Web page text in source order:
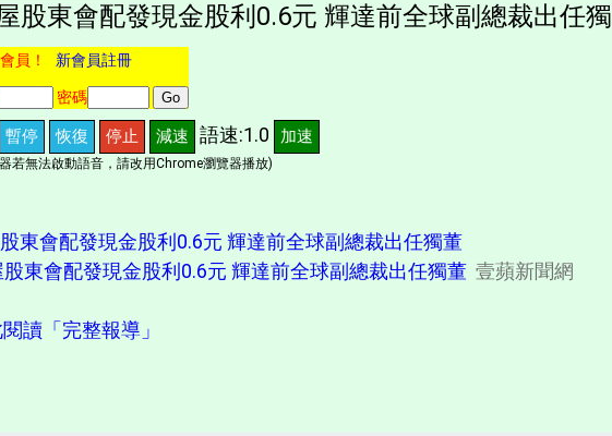
股東會配發現金股利0.6元 輝達前全球副總裁出任
員！ 新會員註冊
密碼
暫停 恢復 停止 減速 語速:1.0 加速
若無法啟動語音，請改用Chrome瀏覽器播放)
東會配發現金股利0.6元 輝達前全球副總裁出任獨董
東會配發現金股利0.6元 輝達前全球副總裁出任獨董 壹蘋新聞網
讀「完整報導」